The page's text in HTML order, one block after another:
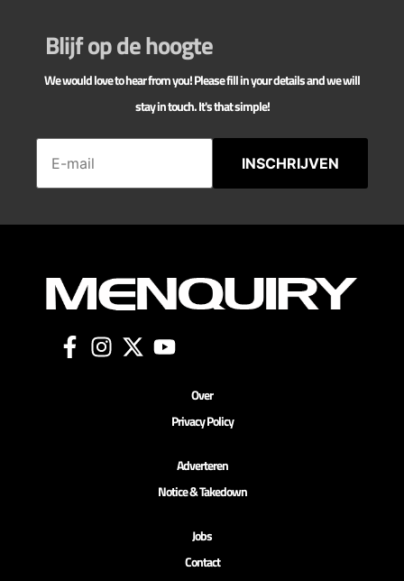
Blijf op de hoogte
We would love to hear from you! Please fill in your details and we will
stay in touch. It's that simple!
INSCHRIJVEN
Over
Privacy Policy
Adverteren
Notice & Takedown
Jobs
Contact